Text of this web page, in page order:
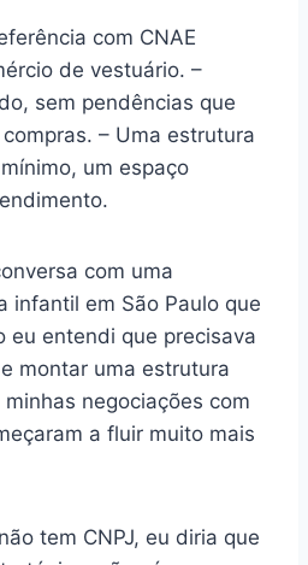
com CNAE
de vestuário. –
sem pendências que
– Uma estrutura
um espaço
com uma
infantil em São Paulo que
eu entendi que precisava
montar uma estrutura
negociações com
a fluir muito mais
tem CNPJ, eu diria que